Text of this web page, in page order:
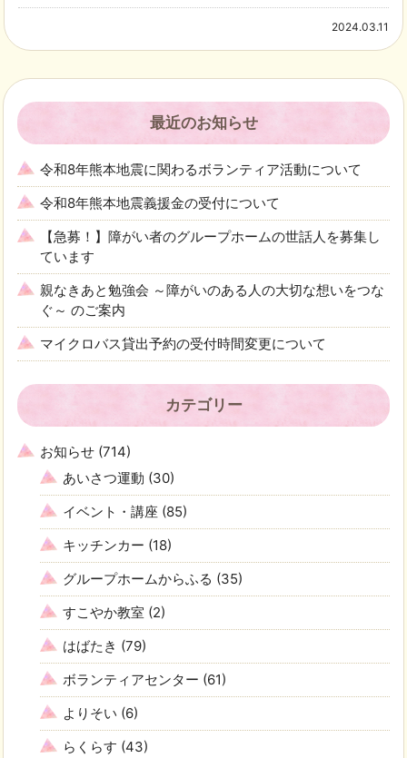
2024.03.11
最近のお知らせ
令和8年熊本地震に関わるボランティア活動について
令和8年熊本地震義援金の受付について
【急募！】障がい者のグループホームの世話人を募集し
ています
親なきあと勉強会 ～障がいのある人の大切な想いをつな
ぐ～ のご案内
マイクロバス貸出予約の受付時間変更について
カテゴリー
お知らせ (714)
あいさつ運動 (30)
イベント・講座 (85)
キッチンカー (18)
グループホームからふる (35)
すこやか教室 (2)
はばたき (79)
ボランティアセンター (61)
よりそい (6)
らくらす (43)